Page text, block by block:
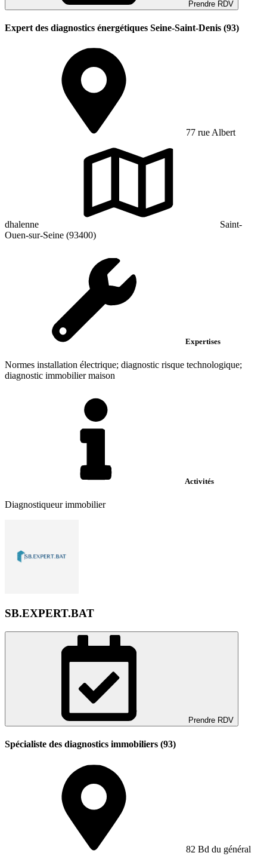
Prendre RDV
Expert des diagnostics énergétiques Seine-Saint-Denis (93)
77 rue Albert
dhalenne
Saint-
Ouen-sur-Seine (93400)
Expertises
Normes installation électrique; diagnostic risque technologique;
diagnostic immobilier maison
Activités
Diagnostiqueur immobilier
SB.EXPERT.BAT
Prendre RDV
Spécialiste des diagnostics immobiliers (93)
82 Bd du général